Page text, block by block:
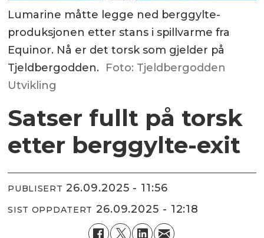
Lumarine måtte legge ned berggylte-
produksjonen etter stans i spillvarme fra
Equinor. Nå er det torsk som gjelder på
Tjeldbergodden. Foto: Tjeldbergodden
Utvikling
Satser fullt på torsk
etter berggylte-exit
PUBLISERT 26.09.2025 - 11:56
SIST OPPDATERT 26.09.2025 - 12:18